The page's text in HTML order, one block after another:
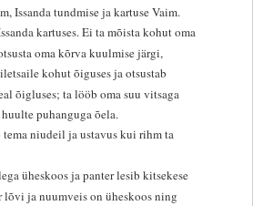
Issanda tundmise ja kartuse Vaim.
kartuses. Ei ta mõista kohut oma
oma kõrva kuulmise järgi,
kohut õiguses ja otsustab
õigluses; ta lööb oma suu vitsaga
puhanguga õela.
niudeil ja ustavus kui rihm ta
üheskoos ja panter lesib kitsekese
ja nuumveis on üheskoos ning